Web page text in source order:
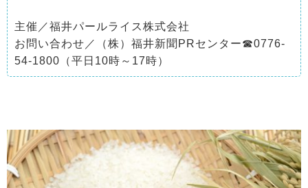
主催／福井パールライス株式会社
お問い合わせ／（株）福井新聞PRセンター☎0776-
54-1800（平日10時～17時）